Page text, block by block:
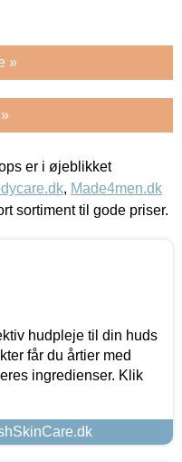
»
er i øjeblikket
, Made4men.dk
sortiment til gode priser.
hudpleje til din huds
får du årtier med
ingredienser. Klik